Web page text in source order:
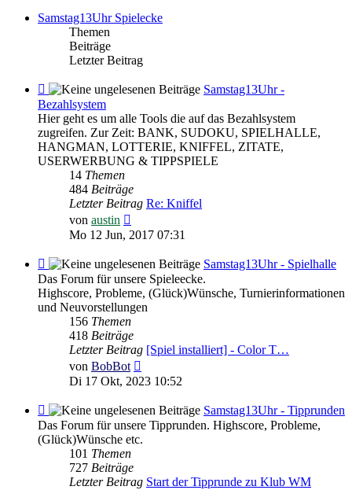
Samstag13Uhr Spielecke
Themen
Beiträge
Letzter Beitrag
Feed
-
Samstag13Uhr
-
Bezahlsystem
Samstag13Uhr -
Bezahlsystem
Hier geht es um alle Tools die auf das Bezahlsystem
zugreifen. Zur Zeit: BANK, SUDOKU, SPIELHALLE,
HANGMAN, LOTTERIE, KNIFFEL, ZITATE,
USERWERBUNG & TIPPSPIELE
14 Themen
484 Beiträge
Letzter Beitrag Re: Kniffel
von austin
Beitrag
Mo 12 Jun, 2017 07:31
Feed
-
Samstag13Uhr
-
Spielhalle
Samstag13Uhr - Spielhalle
Das Forum für unsere Spieleecke.
Highscore, Probleme, (Glück)Wünsche, Turnierinformationen
und Neuvorstellungen
156 Themen
418 Beiträge
Letzter Beitrag [Spiel installiert] - Color T…
von BobBot
Beitrag
Di 17 Okt, 2023 10:52
Feed
-
Samstag13Uhr
Tipprunden
Samstag13Uhr - Tipprunden
Das Forum für unsere Tipprunden. Highscore, Probleme,
(Glück)Wünsche etc.
101 Themen
727 Beiträge
Letzter Beitrag Start der Tipprunde zu Klub WM